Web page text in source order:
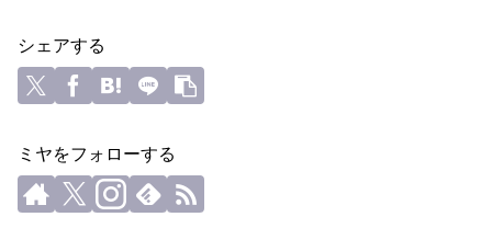
シェアする
ミヤをフォローする